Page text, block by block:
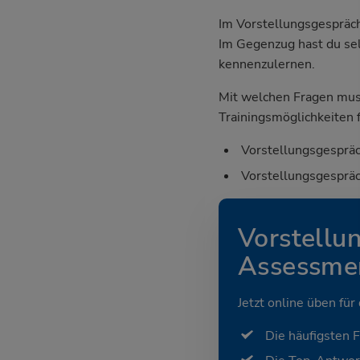
Im
Im Gegenzug hast du
kennenzulernen.
Mit welchen Fragen
Trainingsmöglichkeiten
Jetzt online üben für
Die häufigsten